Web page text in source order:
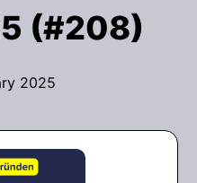
(#208)
2025